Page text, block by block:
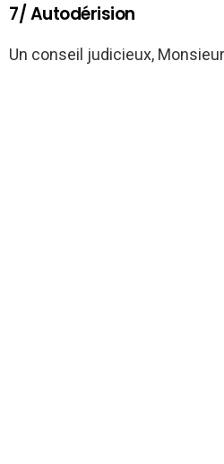
7/ Autodérision
Un conseil judicieux,